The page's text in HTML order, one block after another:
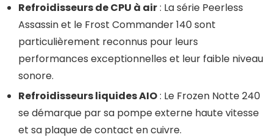
Refroidisseurs de CPU à air: La série Peerless
Assassin et le Frost Commander 140 sont
particulièrement reconnus pour leurs
performances exceptionnelles et leur faible niveau
sonore.
Refroidisseurs liquides AIO: Le Frozen Notte 240
se démarque par sa pompe externe haute vitesse
et sa plaque de contact en cuivre.